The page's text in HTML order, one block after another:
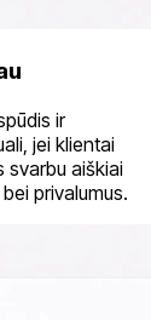
ir
jei klientai
svarbu aiškiai
privalumus.